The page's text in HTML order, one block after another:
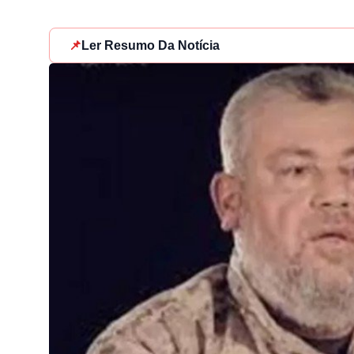
📌 Ler Resumo Da Notícia